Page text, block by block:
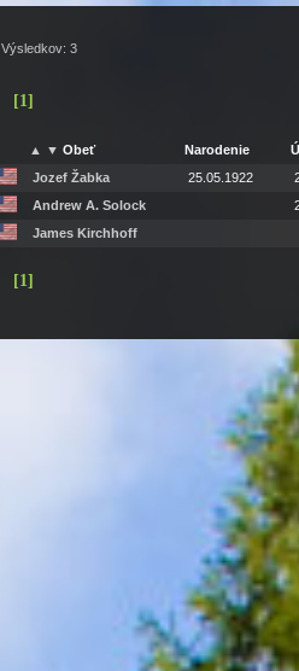
Výsledkov: 3
[1]
▲ ▼ Obeť Narodenie
Jozef Žabka
25.05.1922
Andrew A. Solock
James Kirchhoff
[1]